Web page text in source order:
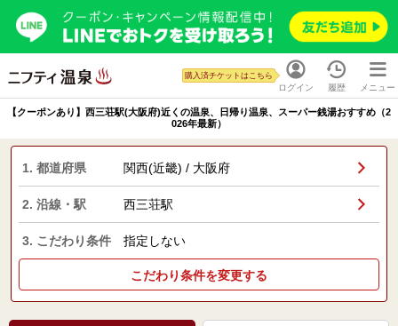
ログイン
購入済チケットはこちら
履歴 メニュー
【クーポンあり】西三荘駅(大阪府)近くの温泉、日帰り温泉、スーパー銭湯おすすめ（2
026年最新）
1. 都道府県 関西(近畿) / 大阪府
2. 沿線・駅 西三荘駅
3. こだわり条件 指定しない
こだわり条件を変更する